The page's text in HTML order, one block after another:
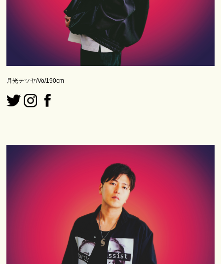
月光テツヤ/Vo/190cm